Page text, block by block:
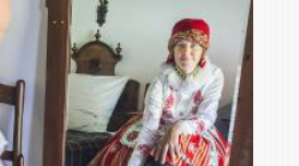
Do záhrady a sadu